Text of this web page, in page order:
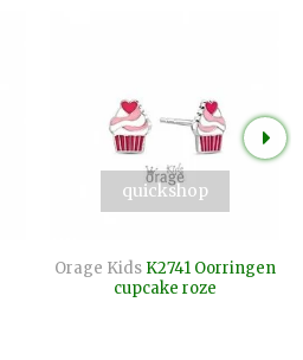
quickshop
Orage Kids K2741 Oorringen
cupcake roze